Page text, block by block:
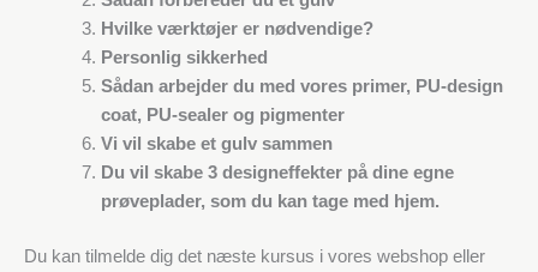
Hvilke værktøjer er nødvendige?
Personlig sikkerhed
Sådan arbejder du med vores primer, PU-design
coat, PU-sealer og pigmenter
Vi vil skabe et gulv sammen
Du vil skabe 3 designeffekter på dine egne
prøveplader, som du kan tage med hjem.
Du kan tilmelde dig det næste kursus i vores webshop eller